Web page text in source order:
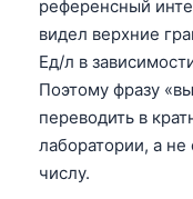
референсный
видел верхние
Ед/л в
Поэтому фразу
переводить в
лаборатории, а
числу.